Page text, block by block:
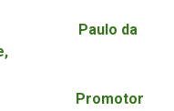
Paulo da
Promotor